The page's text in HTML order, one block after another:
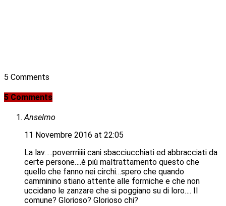
5 Comments
5 Comments
Anselmo
11 Novembre 2016 at 22:05
La lav…..poverrriiiii cani sbacciucchiati ed abbracciati da
certe persone….è più maltrattamento questo che
quello che fanno nei circhi…spero che quando
camminino stiano attente alle formiche e che non
uccidano le zanzare che si poggiano su di loro…. Il
comune? Glorioso? Glorioso chi?